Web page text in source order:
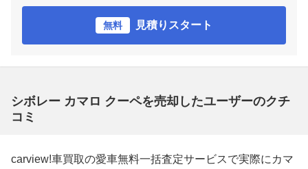
無料 見積りスタート
シボレー カマロ クーペを売却したユーザーのクチ
コミ
carview!車買取の愛車無料一括査定サービスで実際にカマ